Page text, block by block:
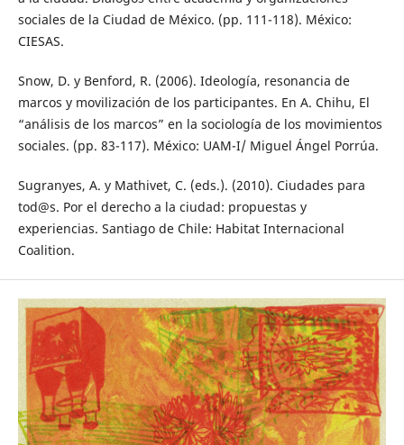
sociales de la Ciudad de México. (pp. 111-118). México:
CIESAS.
Snow, D. y Benford, R. (2006). Ideología, resonancia de
marcos y movilización de los participantes. En A. Chihu, El
“análisis de los marcos” en la sociología de los movimientos
sociales. (pp. 83-117). México: UAM-I/ Miguel Ángel Porrúa.
Sugranyes, A. y Mathivet, C. (eds.). (2010). Ciudades para
tod@s. Por el derecho a la ciudad: propuestas y
experiencias. Santiago de Chile: Habitat Internacional
Coalition.